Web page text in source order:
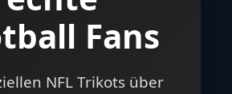
Fans
NFL Trikots über